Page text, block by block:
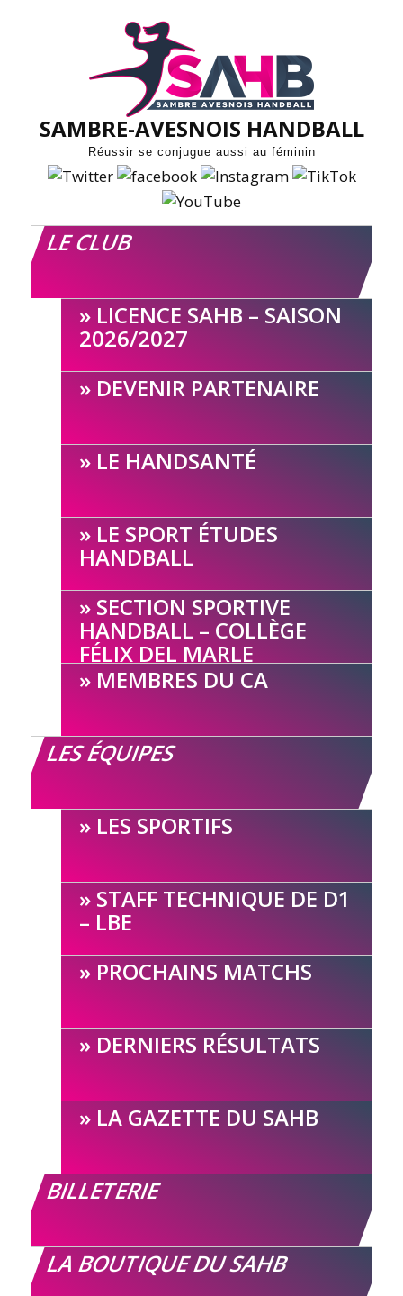
SAMBRE-AVESNOIS HANDBALL
Réussir se conjugue aussi au féminin
LE CLUB
LICENCE SAHB – SAISON
2026/2027
DEVENIR PARTENAIRE
LE HANDSANTÉ
LE SPORT ÉTUDES
HANDBALL
SECTION SPORTIVE
HANDBALL – COLLÈGE
FÉLIX DEL MARLE
MEMBRES DU CA
LES ÉQUIPES
LES SPORTIFS
STAFF TECHNIQUE DE D1
– LBE
PROCHAINS MATCHS
DERNIERS RÉSULTATS
LA GAZETTE DU SAHB
BILLETERIE
LA BOUTIQUE DU SAHB